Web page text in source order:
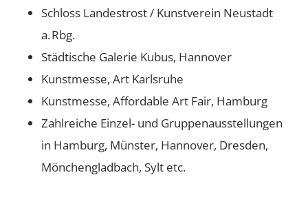
Schloss Landestrost / Kunstverein Neustadt
a. Rbg.
Städtische Galerie Kubus, Hannover
Kunstmesse, Art Karlsruhe
Kunstmesse, Affordable Art Fair, Hamburg
Zahlreiche Einzel- und Gruppenausstellungen
in Hamburg, Münster, Hannover, Dresden,
Mönchengladbach, Sylt etc.